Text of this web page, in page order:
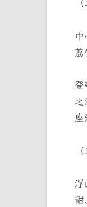
荔
登
之
座
浮
甜